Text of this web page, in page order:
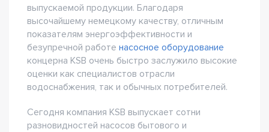
выпускаемой продукции. Благодаря
высочайшему немецкому качеству, отличным
показателям энергоэффективности и
безупречной работе насосное оборудование
концерна KSB очень быстро заслужило высокие
оценки как специалистов отрасли
водоснабжения, так и обычных потребителей.
Сегодня компания KSB выпускает сотни
разновидностей насосов бытового и